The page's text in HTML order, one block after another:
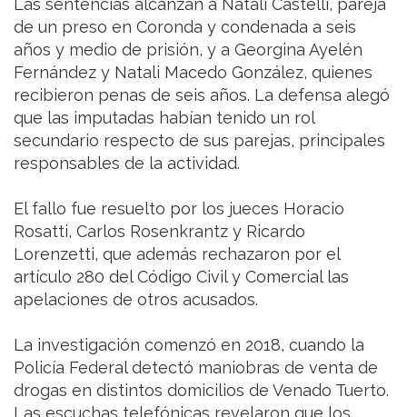
de un preso en Coronda y condenada a seis
años y medio de prisión, y a Georgina Ayelén
Fernández y Natali Macedo González, quienes
recibieron penas de seis años. La defensa alegó
que las imputadas habían tenido un rol
secundario respecto de sus parejas, principales
responsables de la actividad.
El fallo fue resuelto por los jueces Horacio
Rosatti, Carlos Rosenkrantz y Ricardo
Lorenzetti, que además rechazaron por el
artículo 280 del Código Civil y Comercial las
apelaciones de otros acusados.
La investigación comenzó en 2018, cuando la
Policía Federal detectó maniobras de venta de
drogas en distintos domicilios de Venado Tuerto.
Las escuchas telefónicas revelaron que los